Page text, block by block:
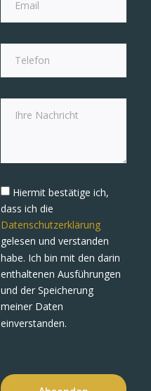
Hiermit bestätige ich,
dass ich die
Datenschutzerklärung
gelesen und verstanden
habe. Ich bin mit den darin
enthaltenen Ausführungen
und der Speicherung
meiner Daten
einverstanden.